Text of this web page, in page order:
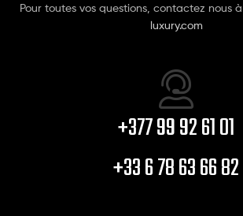
Pour toutes vos questions, contactez nous
luxury.com
+377 99 92 61 01
+33 6 78 63 66 82